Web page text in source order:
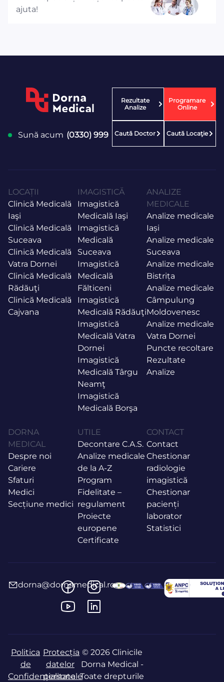
ajuta!
Sună acum (0330) 999
Rezultate
Analize
Programare
Online
Caută Doctor Caută Locaţie
LOCAȚII
Clinică Medicală
Iaşi
Clinică Medicală
Suceava
Clinică Medicală
Vatra Dornei
Clinică Medicală
Rădăuţi
Clinică Medicală
Cajvana
IMAGISTICĂ
Imagistică
Medicală Iaşi
Imagistică
Medicală
Suceava
Imagistică
Medicală
Fălticeni
Imagistică
Medicală Rădăuţi
Imagistică
Medicală Vatra
Dornei
Imagistică
Medicală Târgu
Neamţ
Imagistică
Medicală Borşa
ANALIZE
MEDICALE
Analize medicale
Iași
Analize medicale
Suceava
Analize medicale
Bistrița
Analize medicale
Câmpulung
Moldovenesc
Analize medicale
Vatra Dornei
Puncte recoltare
Rezultate
Analize
DORNA
MEDICAL
Despre noi
Cariere
Sfaturi
Medici
Secțiune medici
UTILE
Decontare C.A.S.
Analize medicale
de la A-Z
Program
Fidelitate –
regulament
Proiecte
europene
Certificate
CONTACT
Contact
Chestionar
radiologie
imagistică
Chestionar
pacienți
laborator
Statistici
dorna@dornamedical.ro
Politica
de
Confidențialitate
Protecția
datelor
personale
© 2026 Clinicile
Dorna Medical -
Toate drepturile